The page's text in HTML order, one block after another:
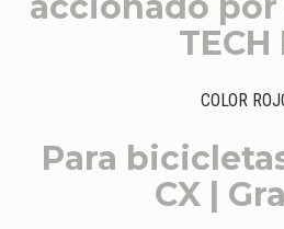
TECH
COLOR
Para
CX |